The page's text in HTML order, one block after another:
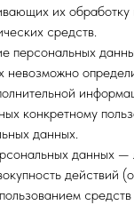
их
средств.
персональных
невозможно
конкретному
данных.
данных —
действий